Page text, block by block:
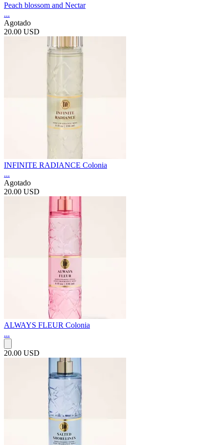
Peach blossom and Nectar
...
Agotado
20.00 USD
INFINITE RADIANCE Colonia
...
Agotado
20.00 USD
ALWAYS FLEUR Colonia
...
20.00 USD